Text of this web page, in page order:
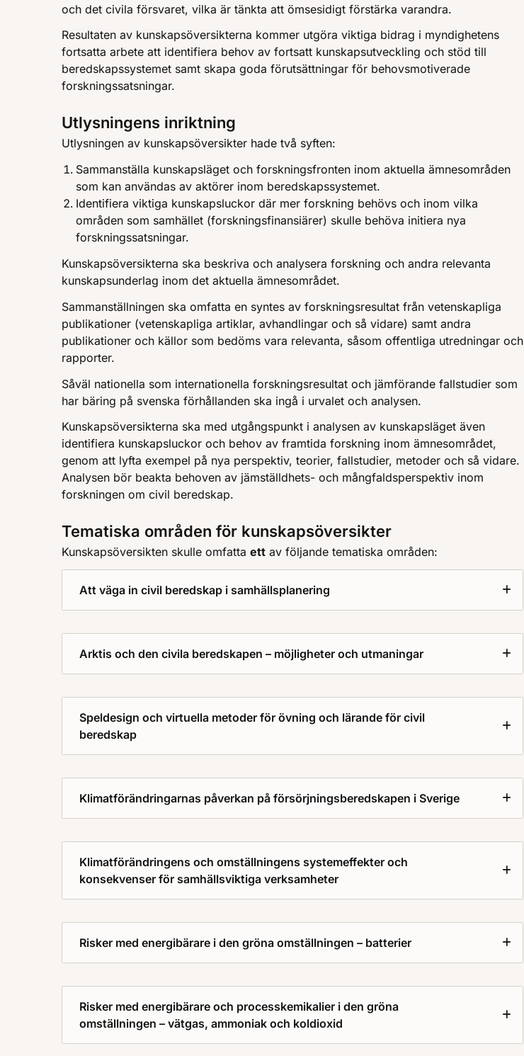
och det civila försvaret, vilka är tänkta att ömsesidigt förstärka varandra.
Resultaten av kunskapsöversikterna kommer utgöra viktiga bidrag i myndighetens
fortsatta arbete att identifiera behov av fortsatt kunskapsutveckling och stöd till
beredskapssystemet samt skapa goda förutsättningar för behovsmotiverade
forskningssatsningar.
Utlysningens inriktning
Utlysningen av kunskapsöversikter hade två syften:
Sammanställa kunskapsläget och forskningsfronten inom aktuella ämnesområden
som kan användas av aktörer inom beredskapssystemet.
Identifiera viktiga kunskapsluckor där mer forskning behövs och inom vilka
områden som samhället (forskningsfinansiärer) skulle behöva initiera nya
forskningssatsningar.
Kunskapsöversikterna ska beskriva och analysera forskning och andra relevanta
kunskapsunderlag inom det aktuella ämnesområdet.
Sammanställningen ska omfatta en syntes av forskningsresultat från vetenskapliga
publikationer (vetenskapliga artiklar, avhandlingar och så vidare) samt andra
publikationer och källor som bedöms vara relevanta, såsom offentliga utredningar och
rapporter.
Såväl nationella som internationella forskningsresultat och jämförande fallstudier som
har bäring på svenska förhållanden ska ingå i urvalet och analysen.
Kunskapsöversikterna ska med utgångspunkt i analysen av kunskapsläget även
identifiera kunskapsluckor och behov av framtida forskning inom ämnesområdet,
genom att lyfta exempel på nya perspektiv, teorier, fallstudier, metoder och så vidare.
Analysen bör beakta behoven av jämställdhets- och mångfaldsperspektiv inom
forskningen om civil beredskap.
Tematiska områden för kunskapsöversikter
Kunskapsöversikten skulle omfatta ett av följande tematiska områden:
Att väga in civil beredskap i samhällsplanering
Arktis och den civila beredskapen – möjligheter och utmaningar
Speldesign och virtuella metoder för övning och lärande för civil
beredskap
Klimatförändringarnas påverkan på försörjningsberedskapen i Sverige
Klimatförändringens och omställningens systemeffekter och
konsekvenser för samhällsviktiga verksamheter
Risker med energibärare i den gröna omställningen – batterier
Risker med energibärare och processkemikalier i den gröna
omställningen – vätgas, ammoniak och koldioxid